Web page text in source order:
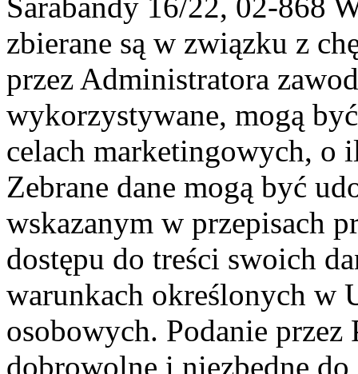
zbierane są w związku z
przez Administratora
wykorzystywane, mogą
celach marketingowych, o
Zebrane dane mogą być
wskazanym w przepisach
dostępu do treści swoich
warunkach określonych w
osobowych. Podanie przez
dobrowolne i niezbędne